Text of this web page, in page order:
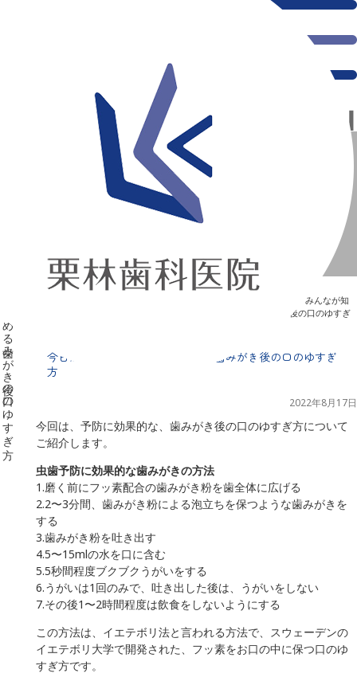
千葉県の新浦安にある歯医者｜今日から実践！歯医者がすすめる歯みがき後の口のゆすぎ方
今日から実践！歯医者がすすめる歯みがき後の口のゆすぎ
みんなが知
今日から実践！歯医者がすすめる歯みがき後の口のゆすぎ
今日から実践！歯医者がすすめる歯みがき後の口のゆすぎ
方
2022年8月17日
今回は、予防に効果的な、歯みがき後の口のゆすぎ方について
ご紹介します。
虫歯予防に効果的な歯みがきの方法
1.磨く前にフッ素配合の歯みがき粉を歯全体に広げる
2.2〜3分間、歯みがき粉による泡立ちを保つような歯みがきを
する
3.歯みがき粉を吐き出す
4.5〜15mlの水を口に含む
5.5秒間程度ブクブクうがいをする
6.うがいは1回のみで、吐き出した後は、うがいをしない
7.その後1〜2時間程度は飲食をしないようにする
この方法は、イエテボリ法と言われる方法で、スウェーデンの
イエテボリ大学で開発された、フッ素をお口の中に保つ口のゆ
すぎ方です。